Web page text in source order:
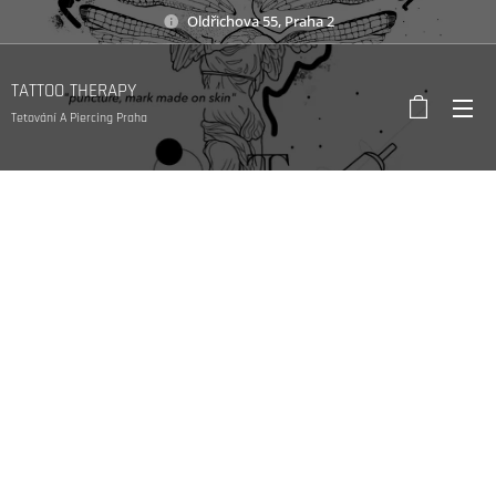
Oldřichova 55, Praha 2
TATTOO THERAPY
Tetování A Piercing Praha